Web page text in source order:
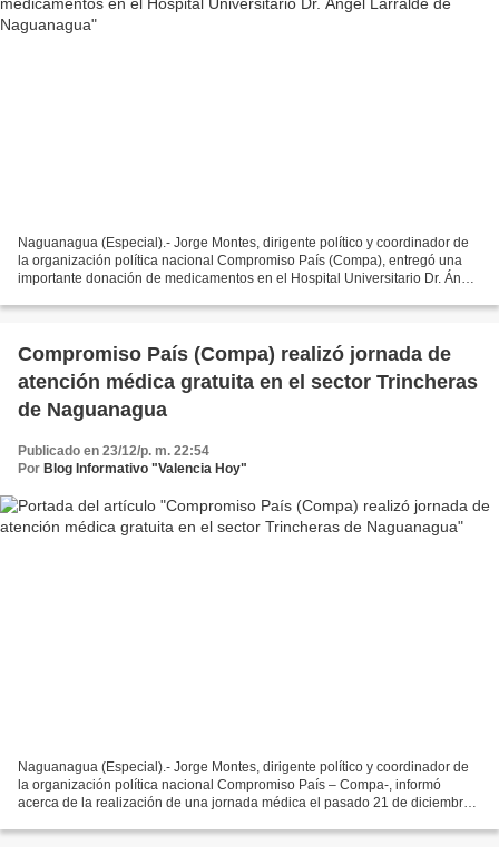
Naguanagua (Especial).- Jorge Montes, dirigente político y coordinador de
la organización política nacional Compromiso País (Compa), entregó una
importante donación de medicamentos en el Hospital Universitario Dr. Ángel
Compromiso País (Compa) realizó jornada de
atención médica gratuita en el sector Trincheras
de Naguanagua
Publicado en 23/12/p. m. 22:54
Por Blog Informativo "Valencia Hoy"
Naguanagua (Especial).- Jorge Montes, dirigente político y coordinador de
la organización política nacional Compromiso País – Compa-, informó
acerca de la realización de una jornada médica el pasado 21 de diciembre